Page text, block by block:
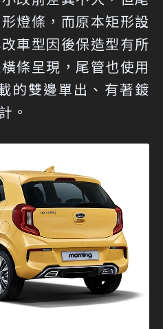
燈條，而原本矩形設
車型因後保造型有所
條呈現，尾管也使用
的雙邊單出、有著鍍
。